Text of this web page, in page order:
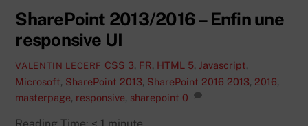
SharePoint 2013/2016 – Enfin une
responsive UI
VALENTIN LECERF CSS 3, FR, HTML 5, Javascript,
Microsoft, SharePoint 2013, SharePoint 2016 2013, 2016,
masterpage, responsive, sharepoint 0